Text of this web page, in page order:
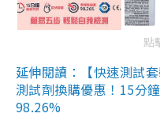
點
延伸閱讀：【快速測試
測試劑換購優惠！15分
98.26%